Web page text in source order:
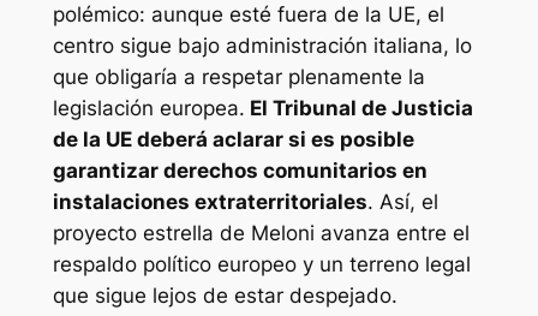
polémico: aunque esté fuera de la UE, el
centro sigue bajo administración italiana, lo
que obligaría a respetar plenamente la
legislación europea. El Tribunal de Justicia
de la UE deberá aclarar si es posible
garantizar derechos comunitarios en
instalaciones extraterritoriales. Así, el
proyecto estrella de Meloni avanza entre el
respaldo político europeo y un terreno legal
que sigue lejos de estar despejado.